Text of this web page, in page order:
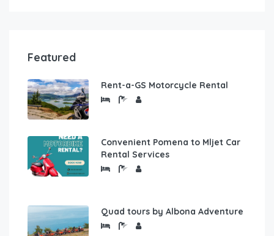
Featured
Rent-a-GS Motorcycle Rental
Convenient Pomena to Mljet Car
Rental Services
Quad tours by Albona Adventure